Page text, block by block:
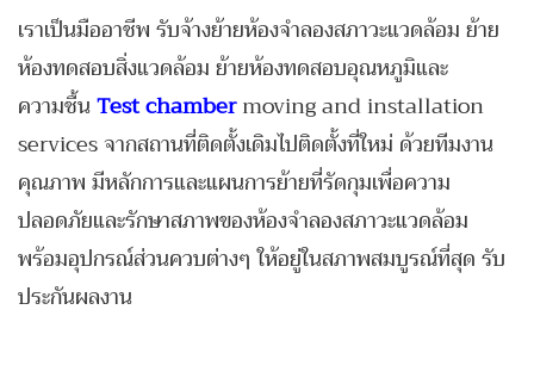
เราเป็นมืออาชีพ รับจ้างย้ายห้องจำลองสภาวะแวดล้อม ย้าย
ห้องทดสอบสิ่งแวดล้อม ย้ายห้องทดสอบอุณหภูมิและ
ความชื้นTest chambermoving and installation
services จากสถานที่ติดตั้งเดิมไปติดตั้งที่ใหม่ ด้วยทีมงาน
คุณภาพ มีหลักการและแผนการย้ายที่รัดกุมเพื่อความ
ปลอดภัยและรักษาสภาพของห้องจำลองสภาวะแวดล้อม
พร้อมอุปกรณ์ส่วนควบต่างๆ ให้อยู่ในสภาพสมบูรณ์ที่สุด รับ
ประกันผลงาน